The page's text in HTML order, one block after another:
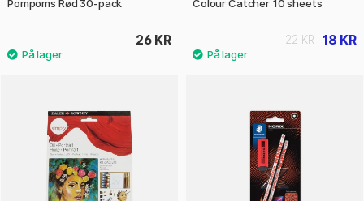
Pompoms Rød 30-pack
26 KR
Colour Catcher 10 sheets
18 KR
22 KR